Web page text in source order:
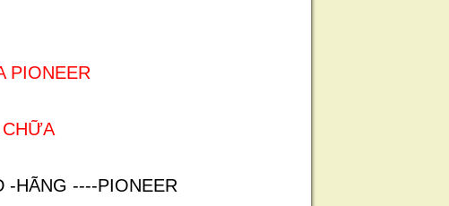
-HÃNG ----PIONEER